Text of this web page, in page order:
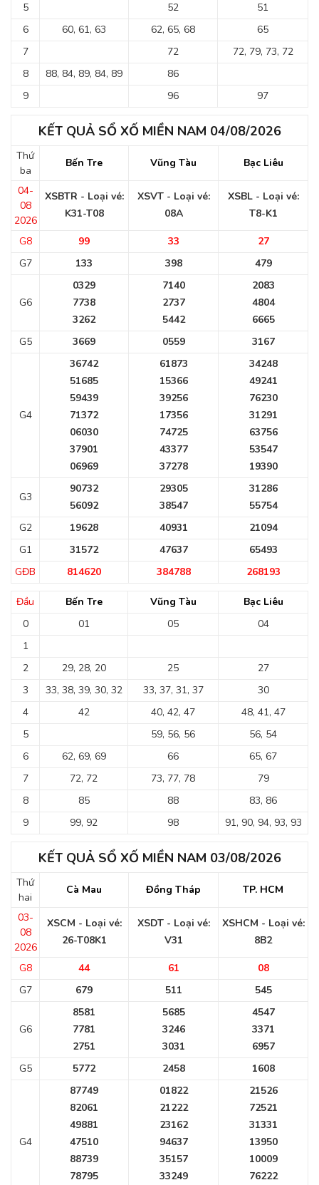
5 52
51
6
60, 61, 63 62, 65, 68
65
7
72
72, 79, 73, 72
8
88, 84, 89, 84, 89
86
9
96 97
KẾT QUẢ SỔ XỐ MIỀN NAM 04/08/2026
Thứ
ba
Bến Tre Vũng Tàu Bạc Liêu
04-
08
2026
XSBTR - Loại vé:
K31-T08
XSVT - Loại vé:
08A
XSBL - Loại vé:
T8-K1
G8 99 33
27
G7
133 398 479
G6
0329
7738
3262
7140
2737
5442
2083
4804
6665
G5
3669 0559 3167
G4
36742
51685
59439
71372
06030
37901
06969
61873
15366
39256
17356
74725
43377
37278
34248
49241
76230
31291
63756
53547
19390
G3
90732
56092
29305
38547
31286
55754
G2
19628 40931
21094
G1
31572 47637
65493
GĐB
814620 384788 268193
Đầu Bến Tre Vũng Tàu
Bạc Liêu
0
01 05
04
1
2
29, 28, 20 25
27
3
33, 38, 39, 30, 32 33, 37, 31, 37
30
4
42 40, 42, 47
48, 41, 47
5
59, 56, 56
56, 54
6
62, 69, 69 66
65, 67
7
72, 72 73, 77, 78
79
8
85 88
83, 86
9
99, 92 98 91, 90, 94, 93, 93
KẾT QUẢ SỔ XỐ MIỀN NAM 03/08/2026
Thứ
hai
Cà Mau Đồng Tháp TP. HCM
03-
08
2026
XSCM - Loại vé:
26-T08K1
XSDT - Loại vé:
V31
XSHCM - Loại vé:
8B2
G8 44 61
08
G7
679 511 545
G6
8581
7781
2751
5685
3246
3031
4547
3371
6957
G5
5772 2458 1608
G4
87749
82061
49881
47510
88739
78795
01822
21222
23162
94637
35157
33249
21526
72521
31331
13950
10009
76222